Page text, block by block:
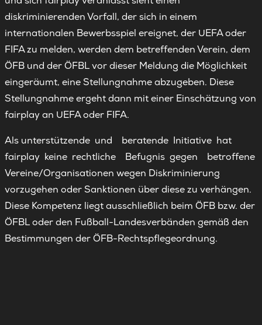
diskriminierenden Vorfall, der sich in einem
internationalen Bewerbsspiel ereignet, der UEFA oder
FIFA zu melden, werden dem betreffenden Verein, dem
ÖFB und der ÖFBL vor dieser Meldung die Möglichkeit
eingeräumt, eine Stellungnahme abzugeben. Diese
Stellungnahme ergeht dann mit einer Einschätzung von
fairplay an UEFA oder FIFA.
Als unterstützende und beratende Initiative hat
fairplay keine rechtliche Befugnis gegen betroffene
Vereine/Organisationen wegen Diskriminierung
vorzugehen oder Sanktionen über diese zu verhängen.
Diese Kompetenz liegt ausschließlich beim ÖFB bzw. der
ÖFBL oder den Fußball-Landesverbänden gemäß den
Bestimmungen der ÖFB-Rechtspflegeordnung.